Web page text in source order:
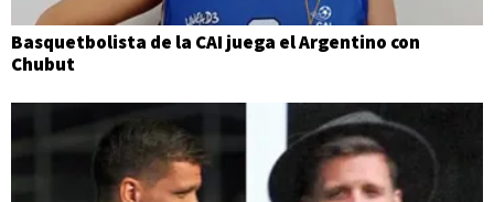
Basquetbolista de la CAI juega el Argentino con
Chubut